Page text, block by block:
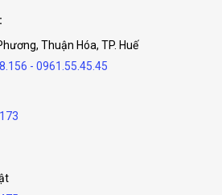
Thuận Hóa, TP. Huế
- 0961.55.45.45